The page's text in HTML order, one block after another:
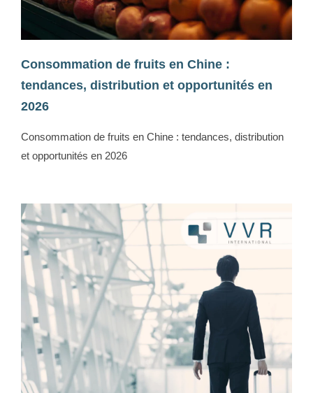
Consommation de fruits en Chine :
tendances, distribution et opportunités en
2026
Consommation de fruits en Chine : tendances, distribution
et opportunités en 2026